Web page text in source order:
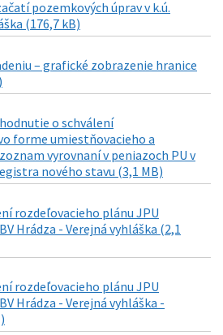
pozemkových úprav v k.ú.
(176,7 kB)
– grafické zobrazenie hranice
o schválení
forme umiestňovacieho a
vyrovnaní v peniazoch PU v
nového stavu (3,1 MB)
rozdeľovacieho plánu JPU
Hrádza - Verejná vyhláška (2,1
rozdeľovacieho plánu JPU
Hrádza - Verejná vyhláška -